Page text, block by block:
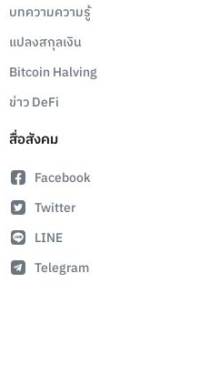
บทความความรู้
แปลงสกุลเงิน
Bitcoin Halving
ข่าว DeFi
สื่อสังคม
Facebook
Twitter
LINE
Telegram